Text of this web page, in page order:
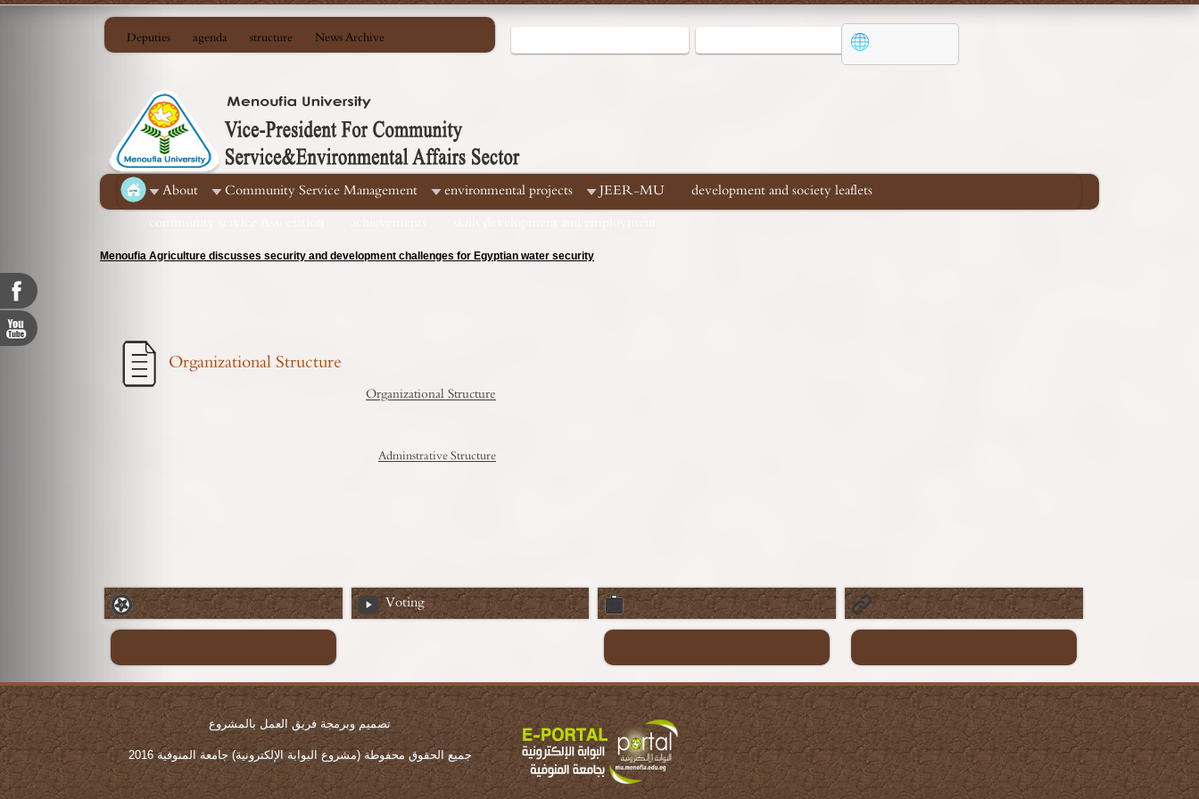
Deputies agenda structure News Archive
About Community Service Management environmental projects JEER-MU
development and society leaflets
Menoufia Agriculture discusses security and development challenges for Egyptian water security
Organizational Structure
Organizational Structure
Adminstrative Structure
Voting
تصميم وبرمجة فريق العمل بالمشروع
جميع الحقوق محفوطة (مشروع البوابة الإلكترونية) جامعة المنوفية 2016